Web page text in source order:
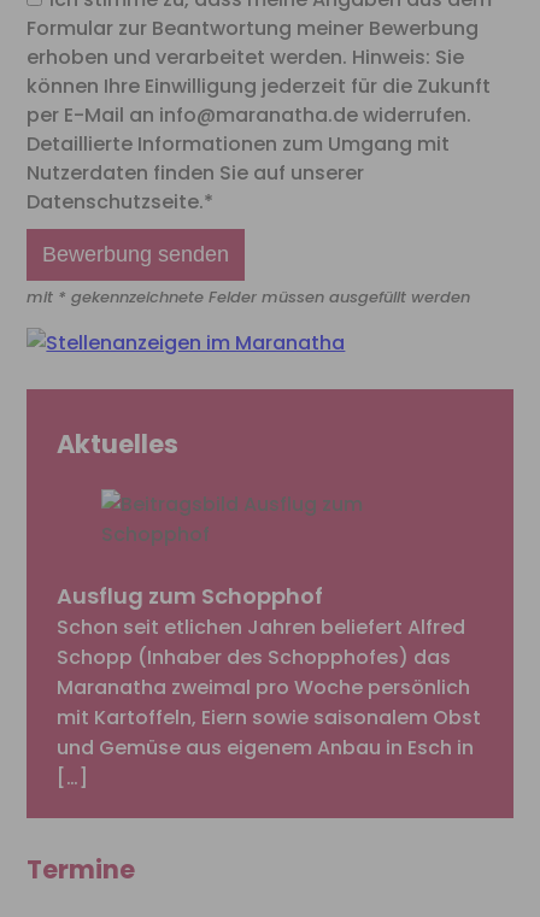
Formular zur Beantwortung meiner Bewerbung
erhoben und verarbeitet werden. Hinweis: Sie
können Ihre Einwilligung jederzeit für die Zukunft
per E-Mail an info@maranatha.de widerrufen.
Detaillierte Informationen zum Umgang mit
Nutzerdaten finden Sie auf unserer
Datenschutzseite.*
mit * gekennzeichnete Felder müssen ausgefüllt werden
Aktuelles
Ausflug zum Schopphof
Schon seit etlichen Jahren beliefert Alfred
Schopp (Inhaber des Schopphofes) das
Maranatha zweimal pro Woche persönlich
mit Kartoffeln, Eiern sowie saisonalem Obst
und Gemüse aus eigenem Anbau in Esch in
[…]
Termine